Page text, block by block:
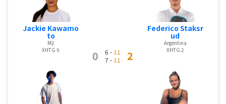
Jackie Kawamo
to
Mỹ
XHTG 9
0 6 - 11
7 - 11 2
Federico Staksr
ud
Argentina
XHTG 2